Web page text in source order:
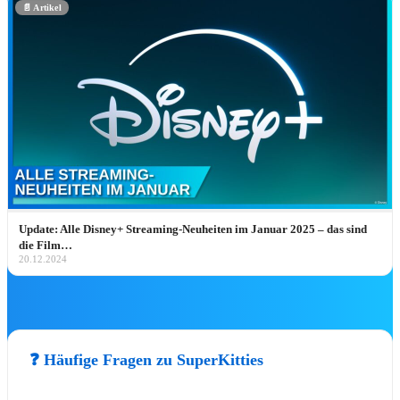
💼 CRP-Insider-Guide →
Disney Pins August 2026: Alle
Paris Neuheiten
Disney World – mit…
📄 Artikel
Update: Alle Disney+ Streaming-Neuheiten im Januar 2025 – das sind
die Film…
20.12.2024
❓ Häufige Fragen zu SuperKitties